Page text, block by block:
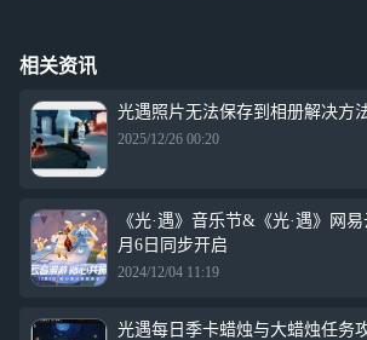
相关资讯
光遇照片无法保存到相册解决方
2025/12/26 00:20
《光·遇》音乐节&《光·遇》网
月6日同步开启
2024/12/04 11:19
光遇每日季卡蜡烛与大蜡烛任务